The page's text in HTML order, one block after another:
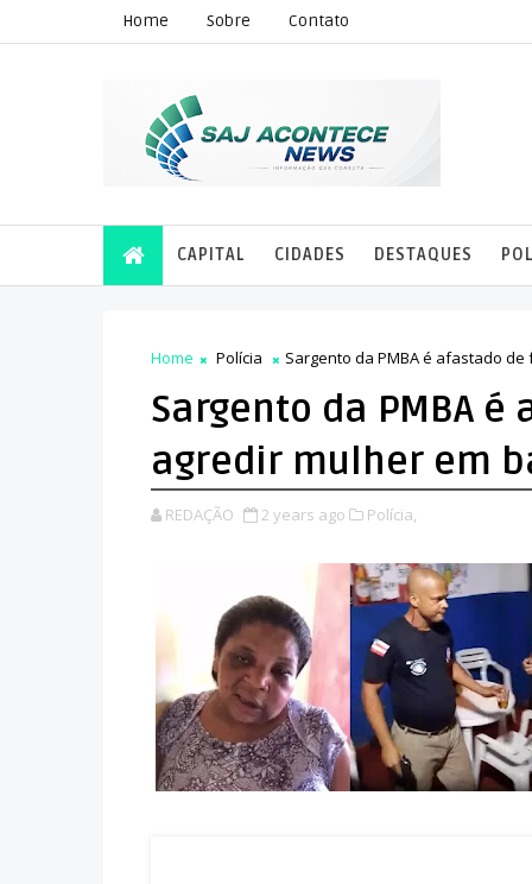
Home Sobre Contato
CAPITAL CIDADES DESTAQUES
Home Polícia Sargento da PMBA é afastado
Sargento da PMBA
agredir mulher em
REDAÇÃO 2 years ago Polícia,